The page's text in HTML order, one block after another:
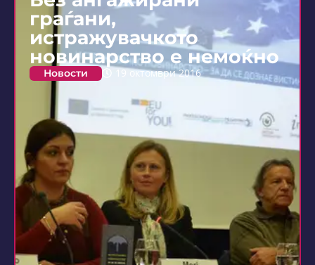
граѓани,
истражувачкото
новинарство е немоќно
Новости 19 октомври 2016